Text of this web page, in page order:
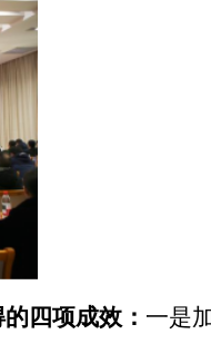
四项成效： 一是